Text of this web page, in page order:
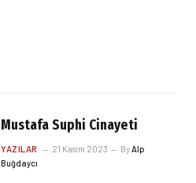
Mustafa Suphi Cinayeti
YAZILAR 21 Kasım 2023 ByAlp
Buğdaycı